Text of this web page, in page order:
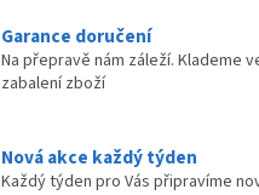
Garance doručení
Na přepravě nám záleží. Klademe
zabalení zboží
Nová akce každý týden
Každý týden pro Vás připravíme